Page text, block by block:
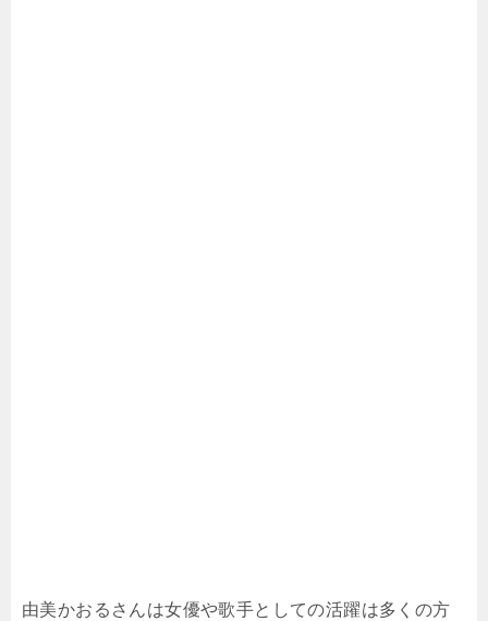
由美かおるさんは女優や歌手としての活躍は多くの方